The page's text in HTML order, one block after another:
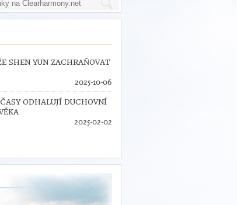
SHEN YUN ZACHRAŇOVAT
2025-10-06
ODHALUJÍ DUCHOVNÍ
2025-02-02